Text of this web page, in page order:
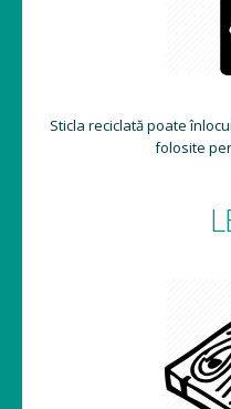
Sticla reciclată poate
folosite